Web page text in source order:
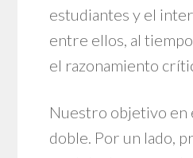
estudiantes y el
entre ellos, al
el razonamiento
Nuestro objetivo en
doble. Por un lado,